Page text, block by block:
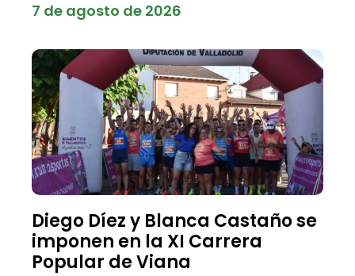
7 de agosto de 2026
Diego Díez y Blanca Castaño se
imponen en la XI Carrera
Popular de Viana